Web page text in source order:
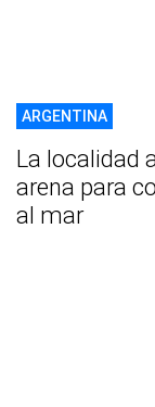
ARGENTINA
La localidad
arena para
al mar